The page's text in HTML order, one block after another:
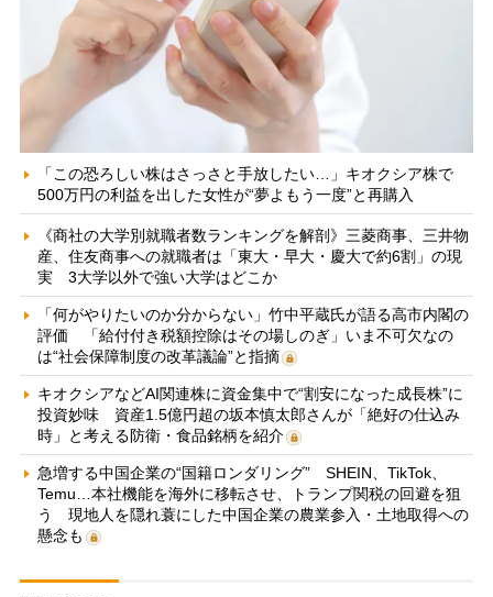
「この恐ろしい株はさっさと手放したい…」キオクシア株で
500万円の利益を出した女性が“夢よもう一度”と再購入
《商社の大学別就職者数ランキングを解剖》三菱商事、三井物
産、住友商事への就職者は「東大・早大・慶大で約6割」の現
実 3大学以外で強い大学はどこか
「何がやりたいのか分からない」竹中平蔵氏が語る高市内閣の
評価 「給付付き税額控除はその場しのぎ」いま不可欠なの
は“社会保障制度の改革議論”と指摘
キオクシアなどAI関連株に資金集中で“割安になった成長株”に
投資妙味 資産1.5億円超の坂本慎太郎さんが「絶好の仕込み
時」と考える防衛・食品銘柄を紹介
急増する中国企業の“国籍ロンダリング” SHEIN、TikTok、
Temu…本社機能を海外に移転させ、トランプ関税の回避を狙
う 現地人を隠れ蓑にした中国企業の農業参入・土地取得への
懸念も